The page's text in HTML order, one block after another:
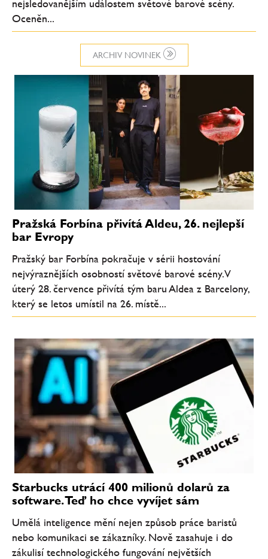
ARCHIV NOVINEK
nejsledovanějším událostem světové barové scény.
Oceněn...
Pražská Forbína přivítá Aldeu, 26. nejlepší
bar Evropy
Pražský bar Forbína pokračuje v sérii hostování
nejvýraznějších osobností světové barové scény. V
úterý 28. července přivítá tým baru Aldea z Barcelony,
který se letos umístil na 26. místě...
Starbucks utrácí 400 milionů dolarů za
software. Teď ho chce vyvíjet sám
Umělá inteligence mění nejen způsob práce baristů
nebo komunikaci se zákazníky. Nově zasahuje i do
zákulisí technologického fungování největších